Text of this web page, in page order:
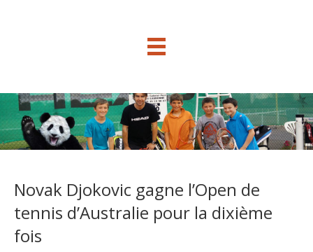
Novak Djokovic gagne l’Open de
tennis d’Australie pour la dixième
fois